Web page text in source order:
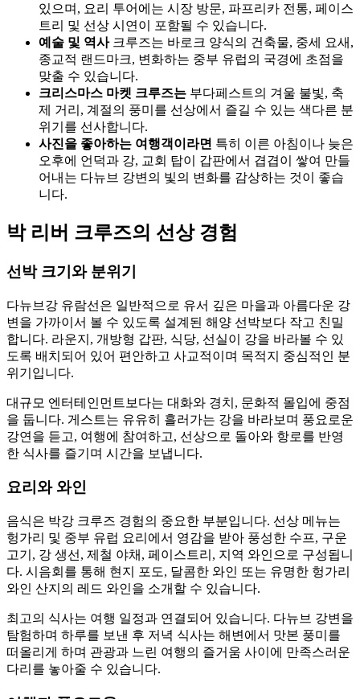
있으며, 요리 투어에는 시장 방문, 파프리카 전통, 페이스
트리 및 선상 시연이 포함될 수 있습니다.
예술 및 역사크루즈는 바로크 양식의 건축물, 중세 요새,
종교적 랜드마크, 변화하는 중부 유럽의 국경에 초점을
맞출 수 있습니다.
크리스마스 마켓 크루즈는 부다페스트의 겨울 불빛, 축
제 거리, 계절의 풍미를 선상에서 즐길 수 있는 색다른 분
위기를 선사합니다.
사진을 좋아하는 여행객이라면 특히 이른 아침이나 늦은
오후에 언덕과 강, 교회 탑이 갑판에서 겹겹이 쌓여 만들
어내는 다뉴브 강변의 빛의 변화를 감상하는 것이 좋습
니다.
박 리버 크루즈의 선상 경험
선박 크기와 분위기
다뉴브강 유람선은 일반적으로 유서 깊은 마을과 아름다운 강
변을 가까이서 볼 수 있도록 설계된 해양 선박보다 작고 친밀
합니다. 라운지, 개방형 갑판, 식당, 선실이 강을 바라볼 수 있
도록 배치되어 있어 편안하고 사교적이며 목적지 중심적인 분
위기입니다.
대규모 엔터테인먼트보다는 대화와 경치, 문화적 몰입에 중점
을 둡니다. 게스트는 유유히 흘러가는 강을 바라보며 풍요로운
강연을 듣고, 여행에 참여하고, 선상으로 돌아와 항로를 반영
한 식사를 즐기며 시간을 보냅니다.
요리와 와인
음식은 박강 크루즈 경험의 중요한 부분입니다. 선상 메뉴는
헝가리 및 중부 유럽 요리에서 영감을 받아 풍성한 수프, 구운
고기, 강 생선, 제철 야채, 페이스트리, 지역 와인으로 구성됩니
다. 시음회를 통해 현지 포도, 달콤한 와인 또는 유명한 헝가리
와인 산지의 레드 와인을 소개할 수 있습니다.
최고의 식사는 여행 일정과 연결되어 있습니다. 다뉴브 강변을
탐험하며 하루를 보낸 후 저녁 식사는 해변에서 맛본 풍미를
떠올리게 하며 관광과 느린 여행의 즐거움 사이에 만족스러운
다리를 놓아줄 수 있습니다.